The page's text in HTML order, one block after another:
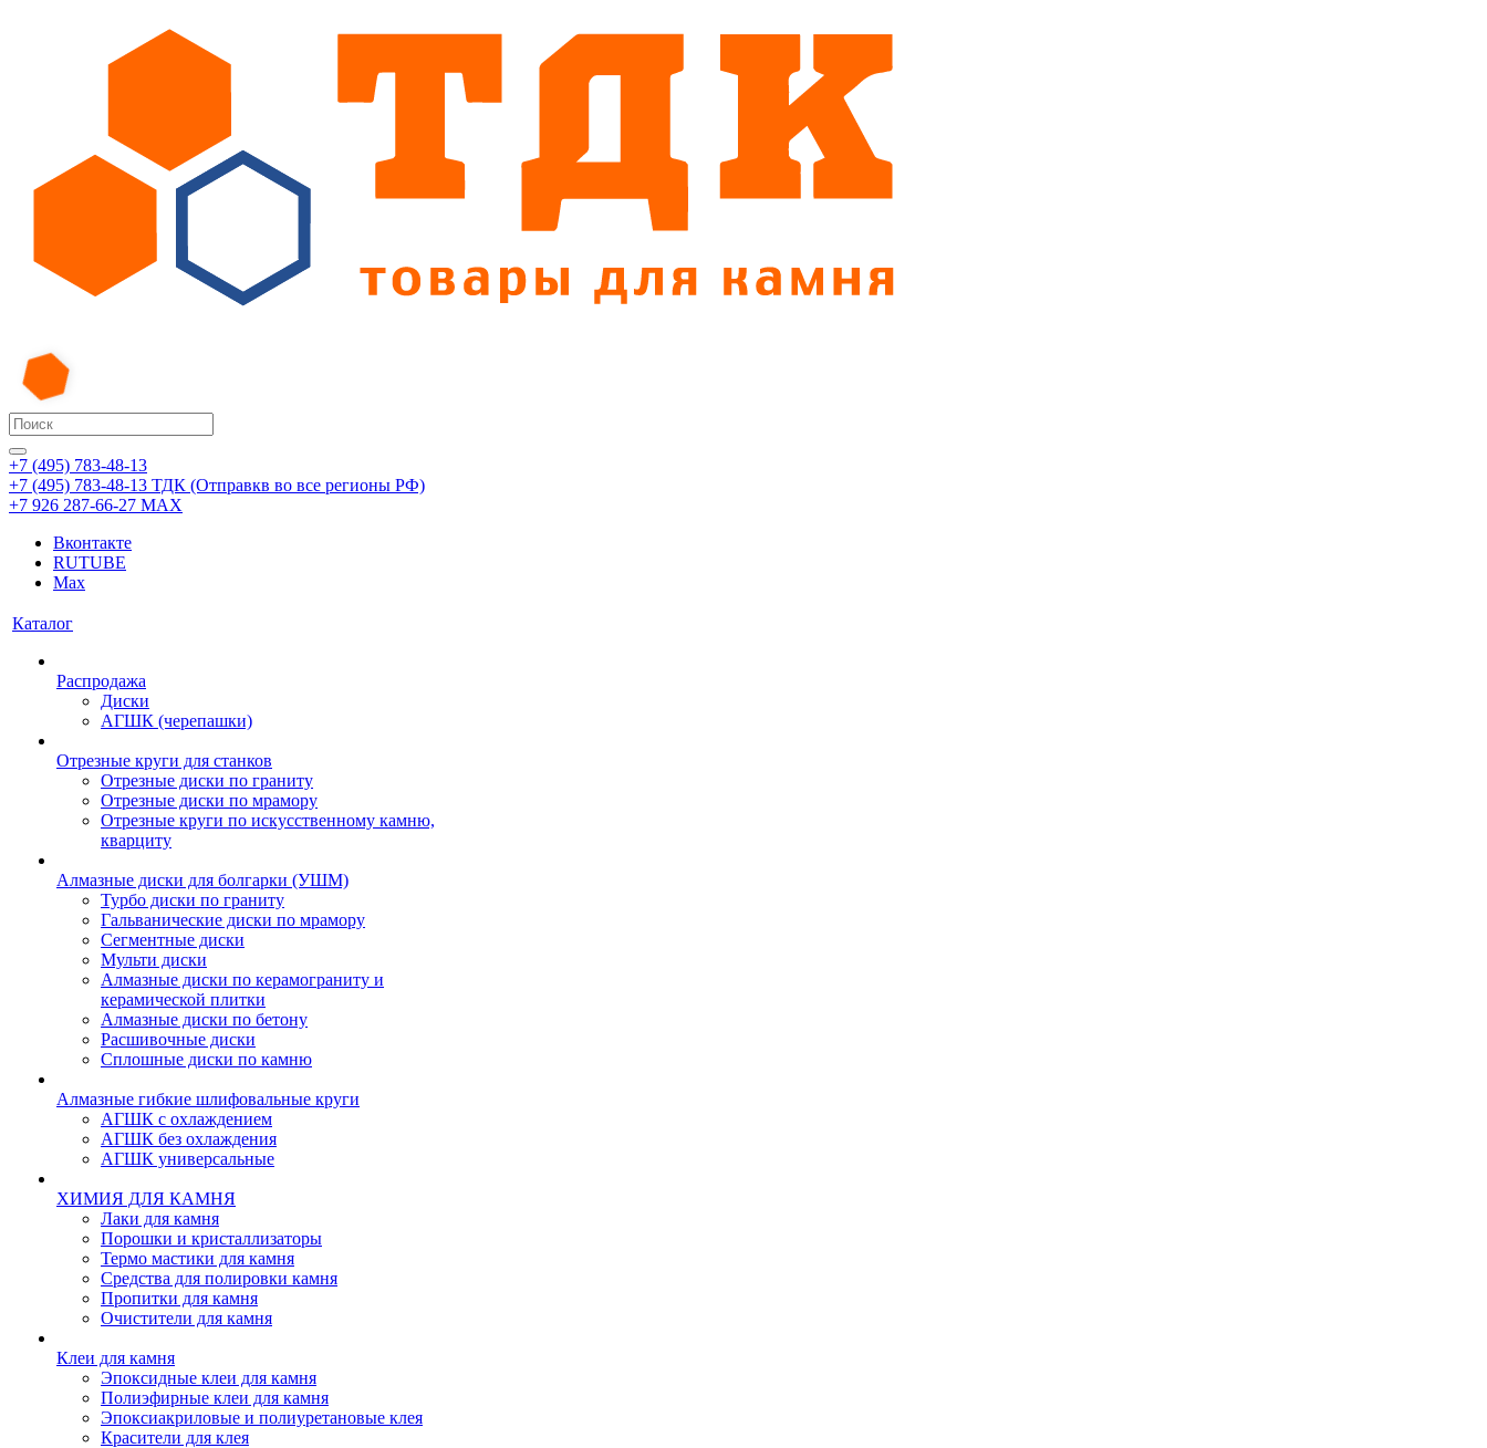
+7 (495) 783-48-13
+7 (495) 783-48-13 ТДК (Отправкв во все регионы РФ)
+7 926 287-66-27 МАХ
Вконтакте
RUTUBE
Max
Каталог
Распродажа
Диски
АГШК (черепашки)
Отрезные круги для станков
Отрезные диски по граниту
Отрезные диски по мрамору
Отрезные круги по искусственному камню,
кварциту
Алмазные диски для болгарки (УШМ)
Турбо диски по граниту
Гальванические диски по мрамору
Сегментные диски
Мульти диски
Алмазные диски по керамограниту и
керамической плитки
Алмазные диски по бетону
Расшивочные диски
Сплошные диски по камню
Алмазные гибкие шлифовальные круги
АГШК с охлаждением
АГШК без охлаждения
АГШК универсальные
ХИМИЯ ДЛЯ КАМНЯ
Лаки для камня
Порошки и кристаллизаторы
Термо мастики для камня
Средства для полировки камня
Пропитки для камня
Очистители для камня
Клеи для камня
Эпоксидные клеи для камня
Полиэфирные клеи для камня
Эпоксиакриловые и полиуретановые клея
Красители для клея